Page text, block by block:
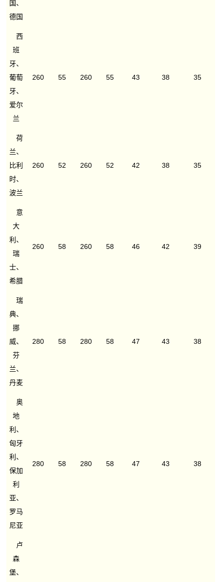
国、
德国
西
班
牙、
葡萄
牙、
爱尔
兰
260 55 260 55 43 38 35
荷
兰、
比利
时、
波兰
260 52 260 52 42 38 35
意
大
利、
瑞
士、
希腊
260 58 260 58 46 42 39
瑞
典、
挪
威、
芬
兰、
丹麦
280 58 280 58 47 43 38
奥
地
利、
匈牙
利、
保加
利
亚、
罗马
尼亚
280 58 280 58 47 43 38
卢
森
堡、